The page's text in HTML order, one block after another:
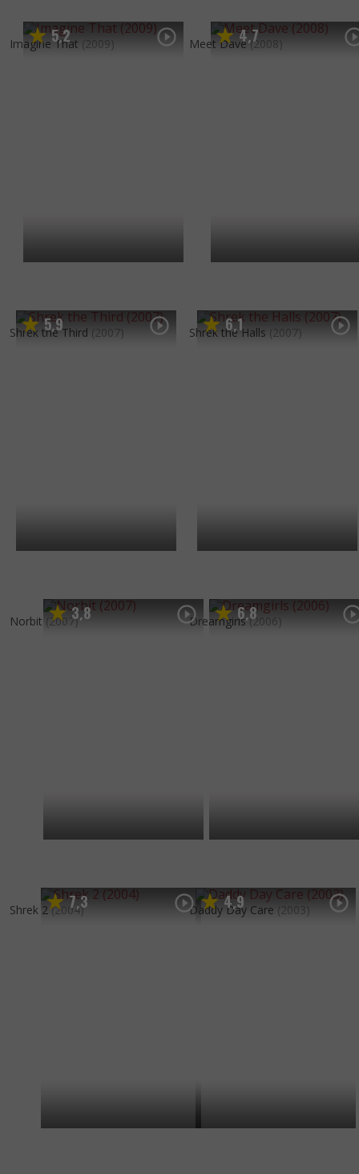
5,2
Imagine That (2009) 4,7
Meet Dave (2008)
5,9
Shrek the Third (2007) 6,1
Shrek the Halls (2007)
3,8
Norbit (2007) 6,8
Dreamgirls (2006)
7,3
Shrek 2 (2004) 4,9
Daddy Day Care (2003)